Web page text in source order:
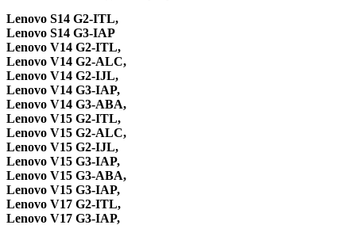
Lenovo S14 G2-ITL,
Lenovo S14 G3-IAP
Lenovo V14 G2-ITL,
Lenovo V14 G2-ALC,
Lenovo V14 G2-IJL,
Lenovo V14 G3-IAP,
Lenovo V14 G3-ABA,
Lenovo V15 G2-ITL,
Lenovo V15 G2-ALC,
Lenovo V15 G2-IJL,
Lenovo V15 G3-IAP,
Lenovo V15 G3-ABA,
Lenovo V15 G3-IAP,
Lenovo V17 G2-ITL,
Lenovo V17 G3-IAP,